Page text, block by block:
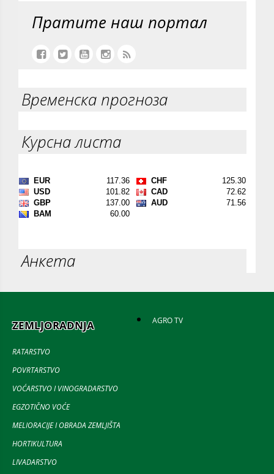
Пратите наш портал
Временска прогноза
Курсна листа
Анкета
ZEMLJORADNJA
RATARSTVO
POVRTARSTVO
VOĆARSTVO I VINOGRADARSTVO
EGZOTIČNO VOĆE
MELIORACIJE I OBRADA ZEMLJIŠTA
HORTIKULTURA
LIVADARSTVO
AGRO TV